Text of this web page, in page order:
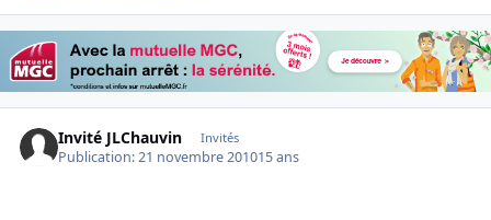
Invité JLChauvin Invités
Publication:21 novembre 201015 ans